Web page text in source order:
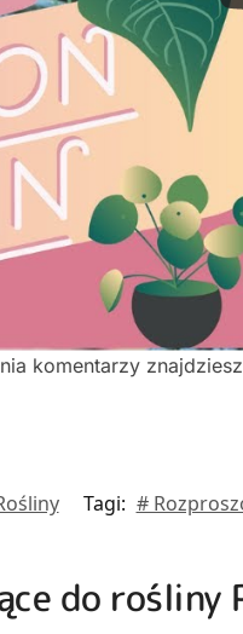
komentarzy znajdziesz
Tagi: #
do rośliny